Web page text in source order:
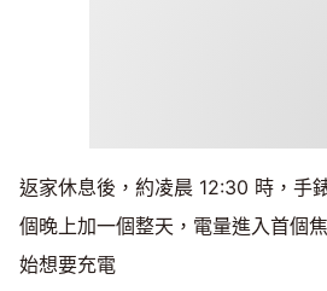
返家休息後，約凌晨 12:30 時，手
個晚上加一個整天，電量進入首個
始想要充電